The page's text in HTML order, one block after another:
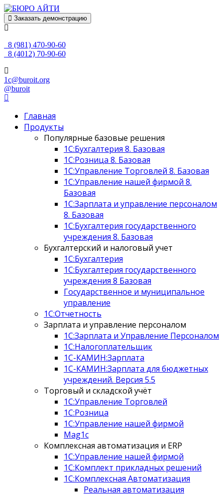
Заказать демонстрацию
8 (981) 470-90-60
8 (4012) 70-90-60
1c@buroit.org
@buroit
Главная
Продукты
Популярные базовые решения
1С:Бухгалтерия 8. Базовая
1С:Розница 8. Базовая
1С:Управление Торговлей 8. Базовая
1С:Управление нашей фирмой 8.
Базовая
1С:Зарплата и управление персоналом
8. Базовая
1С:Бухгалтерия государственного
учреждения 8. Базовая
Бухгалтерский и налоговый учет
1C:Бухгалтерия
1С:Бухгалтерия государственного
учреждения 8 Базовая
Государственное и муниципальное
управление
1С:Отчетность
Зарплата и управление персоналом
1С:Зарплата и Управление Персоналом
1С:Налогоплательщик
1С-КАМИН:Зарплата
1С-КАМИН:Зарплата для бюджетных
учреждений. Версия 5.5
Торговый и складской учёт
1С:Управление Торговлей
1С:Розница
1С:Управление нашей фирмой
Mag1c
Комплексная автоматизация и ERP
1С:Управление нашей фирмой
1С:Комплект прикладных решений
1С:Комплексная Автоматизация
Реальная автоматизация